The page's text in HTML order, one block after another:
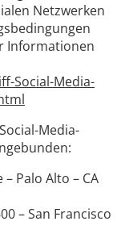
Netzwerken
Informationen
Social-Media-
Media-
– Palo Alto – CA
– San Francisco